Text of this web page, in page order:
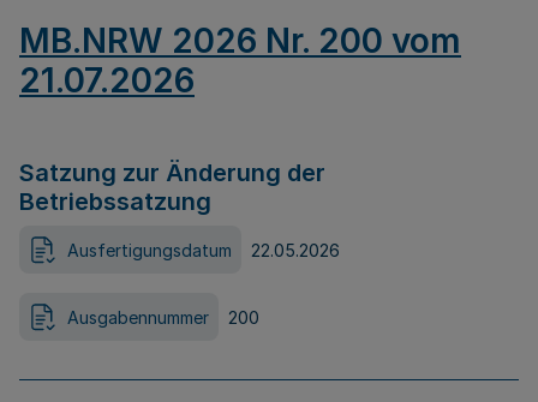
MB.NRW 2026 Nr. 200 vom
21.07.2026
Satzung zur Änderung der
Betriebssatzung
Ausfertigungsdatum 22.05.2026
Ausgabennummer 200